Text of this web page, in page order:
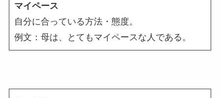
マイペース
自分に合っている方法・態度。
例文：母は、とてもマイペースな人である。